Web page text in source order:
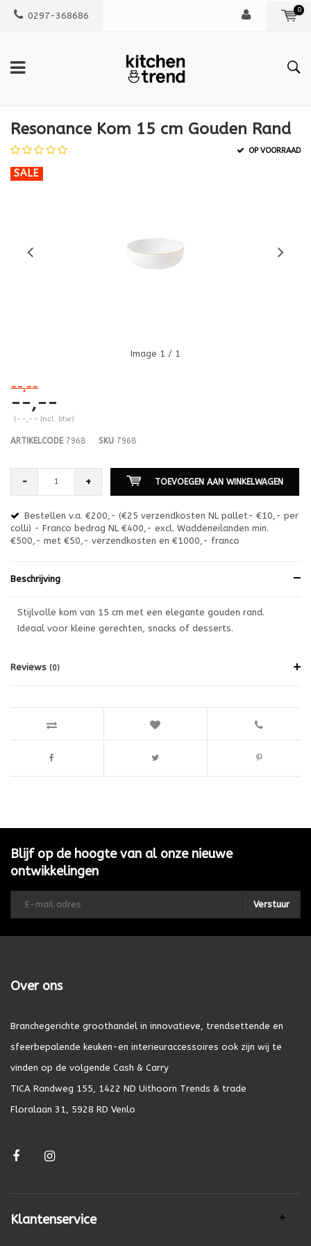
0297-368686
0
Resonance Kom 15 cm Gouden Rand
OP VOORRAAD
SALE
Image 1 / 1
--,--
--,--
(--,-- Incl. btw)
ARTIKELCODE7968 SKU 7968
- + TOEVOEGEN AAN WINKELWAGEN
Bestellen v.a. €200,- (€25 verzendkosten NL pallet- €10,- per
colli) - Franco bedrag NL €400,- excl. Waddeneilanden min.
€500,- met €50,- verzendkosten en €1000,- franco
Beschrijving
Stijlvolle kom van 15 cm met een elegante gouden rand.
Ideaal voor kleine gerechten, snacks of desserts.
Reviews (0)
Blijf op de hoogte van al onze nieuwe
ontwikkelingen
Verstuur
Over ons
Branchegerichte groothandel in innovatieve, trendsettende en
sfeerbepalende keuken-en interieuraccessoires ook zijn wij te
vinden op de volgende Cash & Carry
TICA Randweg 155, 1422 ND Uithoorn Trends & trade
Floralaan 31, 5928 RD Venlo
Klantenservice